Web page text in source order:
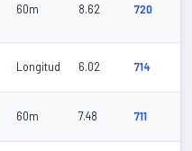
60m 8.62 720
Longitud 6.02 714
60m 7.48 711